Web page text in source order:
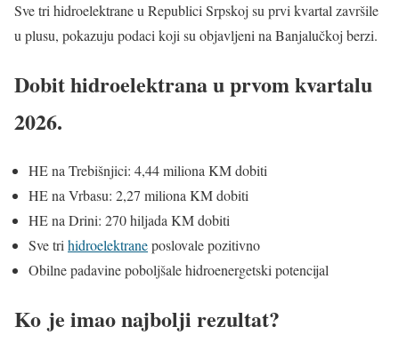
Sve tri hidroelektrane u Republici Srpskoj su prvi kvartal završile
u plusu, pokazuju podaci koji su objavljeni na Banjalučkoj berzi.
Dobit hidroelektrana u prvom kvartalu
2026.
HE na Trebišnjici: 4,44 miliona KM dobiti
HE na Vrbasu: 2,27 miliona KM dobiti
HE na Drini: 270 hiljada KM dobiti
Sve tri hidroelektraneposlovale pozitivno
Obilne padavine poboljšale hidroenergetski potencijal
Ko je imao najbolji rezultat?